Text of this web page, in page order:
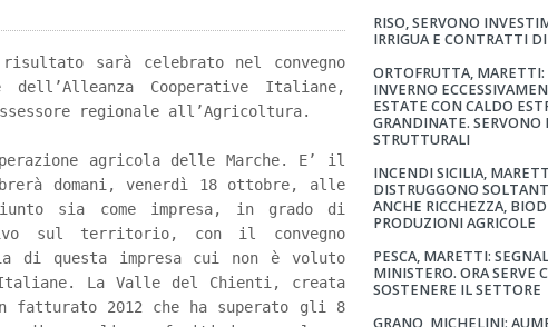
sarà celebrato nel convegno
Cooperative Italiane,
regionale all’Agricoltura.
agricola delle Marche. E’ il
domani, venerdì 18 ottobre, alle
sia come impresa, in grado di
sul territorio, con il convegno
di questa impresa cui non è voluto
Italiane. La Valle del Chienti, creata
fatturato 2012 che ha superato gli 8
RISO, SERVONO
IRRIGUA E CONTRATTI
ORTOFRUTTA, MARETTI:
INVERNO
ESTATE CON CALDO
GRANDINATE.
STRUTTURALI
INCENDI SICILIA,
DISTRUGGONO
ANCHE RICCHEZZA,
PRODUZIONI AGRICOLE
PESCA, MARETTI:
MINISTERO. ORA SERVE
SOSTENERE IL SETTORE
GRANO, MICHELINI: